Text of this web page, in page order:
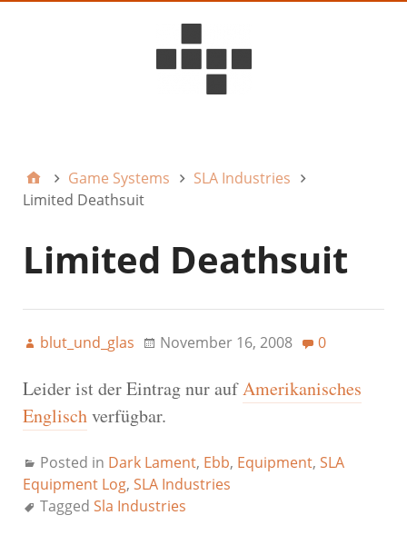
Game Systems
SLA Industries
Limited Deathsuit
Limited Deathsuit
blut_und_glas November 16, 2008 0
Leider ist der Eintrag nur aufAmerikanisches
Englischverfügbar.
Posted in Dark Lament, Ebb, Equipment, SLA
Equipment Log, SLA Industries
Tagged Sla Industries